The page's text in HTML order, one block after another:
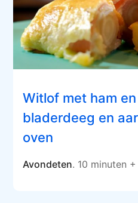
Witlof met ham
bladerdeeg en
oven
Avondeten. 10 minuten